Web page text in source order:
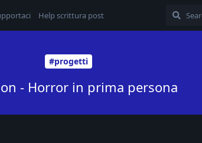
Help scrittura post
#progetti
- Horror in prima persona